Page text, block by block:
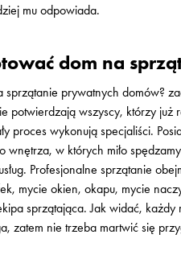
mu odpowiada.
dom na
sprzątanie prywatnych domów?
potwierdzają wszyscy, którzy
proces wykonują specjaliści.
wnętrza, w których miło
Profesjonalne sprzątanie
mycie okien, okapu, mycie
sprzątająca. Jak widać,
zatem nie trzeba martwić się